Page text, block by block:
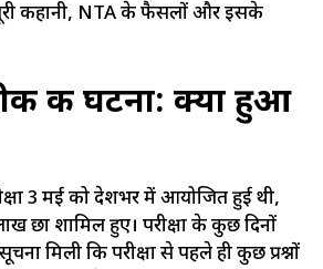
कहानी, NTA के फैसलों और इसके
की घटना: क्या हुआ
3 मई को देशभर में आयोजित हुई थी,
छात्र शामिल हुए। परीक्षा के कुछ दिनों
मिली कि परीक्षा से पहले ही कुछ प्रश्नों